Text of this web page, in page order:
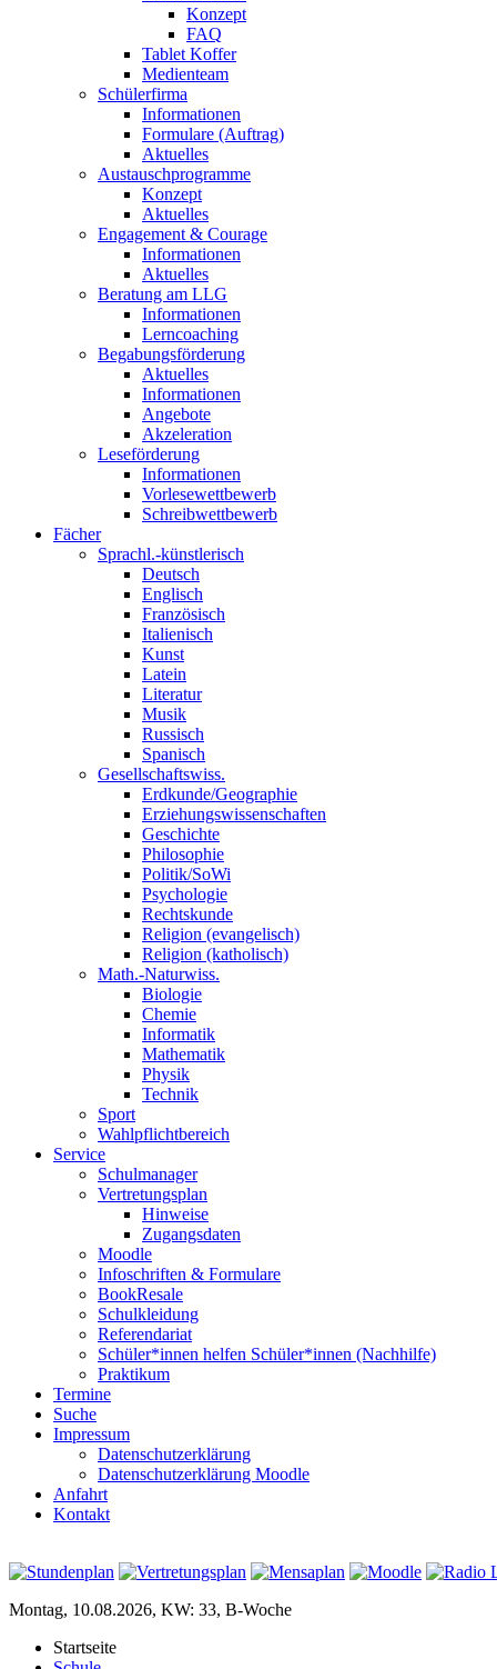
Konzept
FAQ
Tablet Koffer
Medienteam
Schülerfirma
Informationen
Formulare (Auftrag)
Aktuelles
Austauschprogramme
Konzept
Aktuelles
Engagement & Courage
Informationen
Aktuelles
Beratung am LLG
Informationen
Lerncoaching
Begabungsförderung
Aktuelles
Informationen
Angebote
Akzeleration
Leseförderung
Informationen
Vorlesewettbewerb
Schreibwettbewerb
Fächer
Sprachl.-künstlerisch
Deutsch
Englisch
Französisch
Italienisch
Kunst
Latein
Literatur
Musik
Russisch
Spanisch
Gesellschaftswiss.
Erdkunde/Geographie
Erziehungswissenschaften
Geschichte
Philosophie
Politik/SoWi
Psychologie
Rechtskunde
Religion (evangelisch)
Religion (katholisch)
Math.-Naturwiss.
Biologie
Chemie
Informatik
Mathematik
Physik
Technik
Sport
Wahlpflichtbereich
Service
Schulmanager
Vertretungsplan
Hinweise
Zugangsdaten
Moodle
Infoschriften & Formulare
BookResale
Schulkleidung
Referendariat
Schüler*innen helfen Schüler*innen (Nachhilfe)
Praktikum
Termine
Suche
Impressum
Datenschutzerklärung
Datenschutzerklärung Moodle
Anfahrt
Kontakt
Montag, 10.08.2026, KW: 33, B-Woche
Startseite